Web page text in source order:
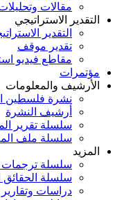
مقالات
التقدير الاستراتيجي
التقدير
تقدير موقف
مقاطع فيديو
مؤتمرات
الأرشيف والمعلومات
نشرة فلسطين
أرشيف النشرة
سلسلة تقرير
سلسلة ملف
المزيد
سلسلة ترجمات
سلسلة الحقائق
دراسات وتقارير